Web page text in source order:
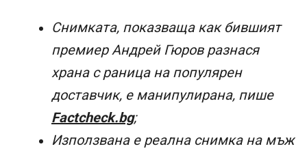
Снимката, показваща как бившият
премиер Андрей Гюров разнася
храна с раница на популярен
доставчик, е манипулирана, пише
Factcheck.bg;
Използвана е реална снимка на мъж